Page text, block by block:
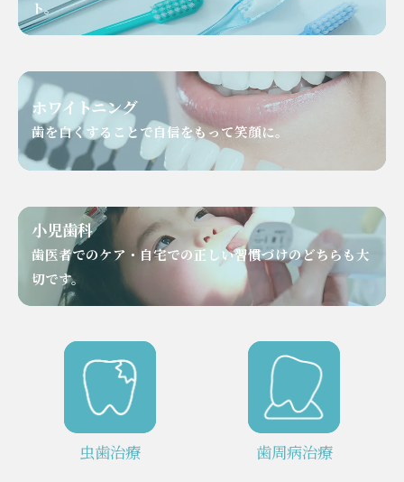
ト。
ホワイトニング
歯を白くすることで自信をもって笑顔に。
小児歯科
歯医者でのケア・自宅での正しい習慣づけのどちらも大
切です。
虫歯治療 ⻭周病治療